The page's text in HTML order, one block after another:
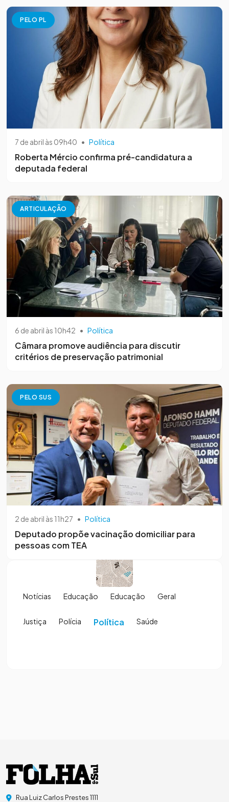
PELO PL
7 de abril às 09h40 • Política
Roberta Mércio confirma pré-candidatura a
deputada federal
ARTICULAÇÃO
6 de abril às 10h42 • Política
Câmara promove audiência para discutir
critérios de preservação patrimonial
PELO SUS
2 de abril às 11h27 • Política
Deputado propõe vacinação domiciliar para
pessoas com TEA
Notícias Educação Educação Geral
Justiça Polícia Política Saúde
Rua Luiz Carlos Prestes 1111